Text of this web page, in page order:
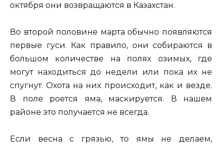
октября они возвращаются в Казахстан.
Во второй половине марта обычно появляются
первые гуси. Как правило, они собираются в
большом количестве на полях озимых, где
могут находиться до недели или пока их не
спугнут. Охота на них происходит, как и везде.
В поле роется яма, маскируется. В нашем
районе это получается не всегда.
Если весна с грязью, то ямы не делаем,